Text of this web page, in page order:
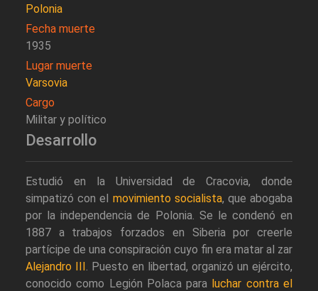
Polonia
Fecha muerte
1935
Lugar muerte
Varsovia
Cargo
Militar y político
Desarrollo
Estudió en la Universidad de Cracovia, donde
simpatizó con el movimiento socialista, que abogaba
por la independencia de Polonia. Se le condenó en
1887 a trabajos forzados en Siberia por creerle
partícipe de una conspiración cuyo fin era matar al zar
Alejandro III . Puesto en libertad, organizó un ejército,
conocido como Legión Polaca para luchar contra el